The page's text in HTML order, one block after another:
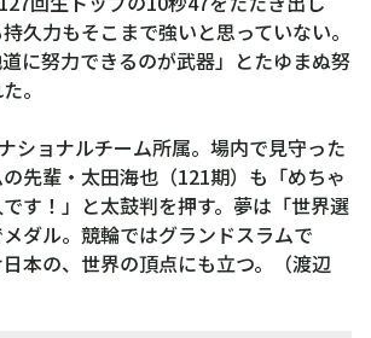
久力もそこまで強いと思っていない。
に努力できるのが武器」とたゆまぬ努
。
ショナルチーム所属。場内で見守った
先輩・太田海也（121期）も「めちゃ
す！」と太鼓判を押す。夢は「世界選
ダル。競輪ではグランドスラムで
本の、世界の頂点にも立つ。（渡辺